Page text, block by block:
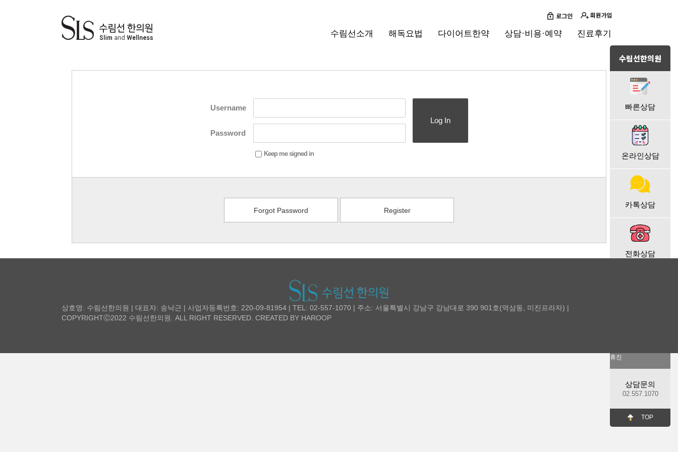
수림선소개 해독요법 다이어트한약 상담·비용·예약 진료후기
Username
Password
Keep me signed in
Log In
Forgot Password Register
수림선한의원
빠른상담
온라인상담
카톡상담
전화상담
휴진
상담문의
02.557.1070
TOP
상호명: 수림선한의원 | 대표자: 송낙근 | 사업자등록번호: 220-09-81954 | TEL: 02-557-1070 | 주소: 서울특별시 강남구 강남대로 390 901호(역삼동, 미진프라자) |
COPYRIGHTⒸ2022 수림선한의원. ALL RIGHT RESERVED. CREATED BY HAROOP